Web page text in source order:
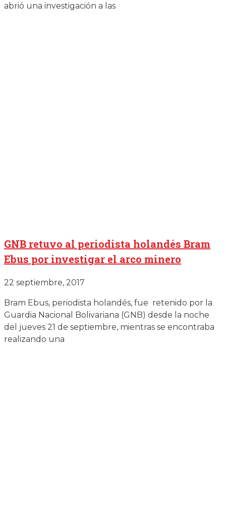
abrió una investigación a las
GNB retuvo al periodista holandés Bram
Ebus por investigar el arco minero
22 septiembre, 2017
Bram Ebus, periodista holandés, fue retenido por la
Guardia Nacional Bolivariana (GNB) desde la noche
del jueves 21 de septiembre, mientras se encontraba
realizando una